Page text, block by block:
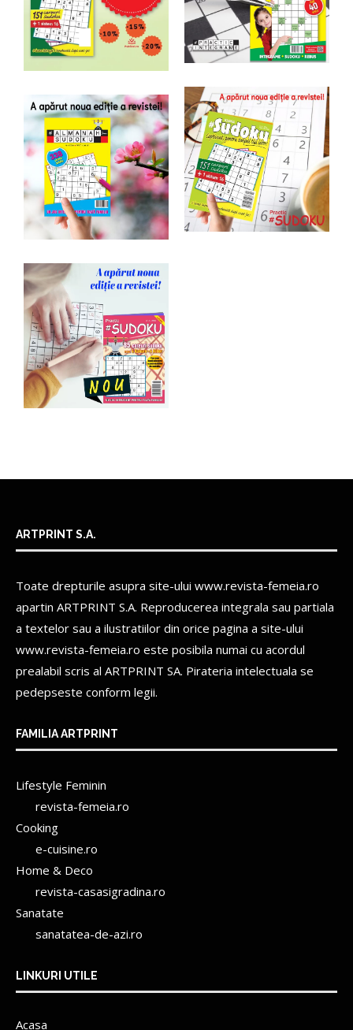
ARTPRINT S.A.
Toate drepturile asupra site-ului www.revista-femeia.ro
apartin ARTPRINT S.A. Reproducerea integrala sau partiala
a textelor sau a ilustratiilor din orice pagina a site-ului
www.revista-femeia.ro este posibila numai cu acordul
prealabil scris al ARTPRINT SA. Pirateria intelectuala se
pedepseste conform legii.
FAMILIA ARTPRINT
Lifestyle Feminin
revista-femeia.ro
Cooking
e-cuisine.ro
Home & Deco
revista-casasigradina.ro
Sanatate
sanatatea-de-azi.ro
LINKURI UTILE
Acasa